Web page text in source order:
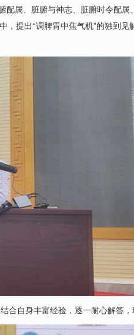
配属、脏腑与神志、脏腑时令配属
，提出“调脾胃中焦气机”的独到见
合自身丰富经验，逐一耐心解答，